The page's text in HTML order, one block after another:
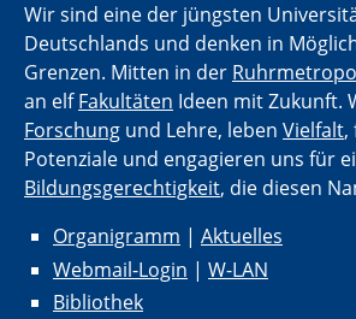
Wir sind eine der jüngsten
Deutschlands und denken in
Grenzen. Mitten in der
an elfFakultäten Ideen mit Zukunft.
Forschung und Lehre, leben Vielfalt,
Potenziale und engagieren uns für
Bildungsgerechtigkeit, die diesen
Organigramm | Aktuelles
Webmail-Login | W-LAN
Bibliothek